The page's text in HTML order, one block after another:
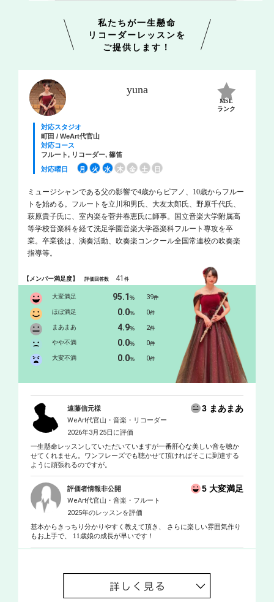
私たちが一生懸命
リコーダーレッスンを
ご提供します！
yuna
MSL
ランク
対応スタジオ
町田 / WeArt代官山
対応コース
フルート, リコーダー, 篠笛
対応曜日
月 火 水 木 金 土 日
ミュージシャンである父の影響で4歳からピアノ、10歳からフルー
トを始める。フルートを立川和男氏、大友太郎氏、野原千代氏、
萩原貴子氏に、室内楽を菅井春恵氏に師事。国立音楽大学附属高
等学校音楽科を経て洗足学園音楽大学器楽科フルート専攻を卒
業。卒業後は、演奏活動、吹奏楽コンクール全国常連校の吹奏楽
指導等。
【メンバー満足度】評価回答数 41件
大変満足 95.1% 39件
ほぼ満足 0.0% 0件
まあまあ 4.9% 2件
やや不満 0.0% 0件
大変不満 0.0% 0件
遠藤信元様 3 まあまあ
WeArt代官山・音楽・リコーダー
2026年3月25日に評価
一生懸命レッスンしていただいていますが一番肝心な美しい音を聴か
せてくれません。ワンフレーズでも聴かせて頂ければそこに到達する
ように頑張れるのですが。
評価者情報非公開 5 大変満足
WeArt代官山・音楽・フルート
2025年のレッスンを評価
基本からきっちり分かりやすく教えて頂き、 さらに楽しい雰囲気作り
もお上手で、 11歳娘の成長が早いです！